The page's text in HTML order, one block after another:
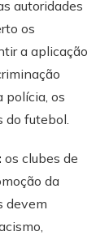
autoridades
os
a aplicação
polícia, os
do futebol.
os clubes de
da
devem